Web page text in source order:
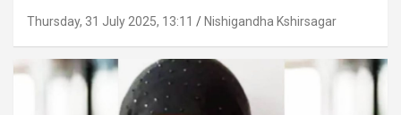
Thursday, 31 July 2025, 13:11 Nishigandha Kshirsagar